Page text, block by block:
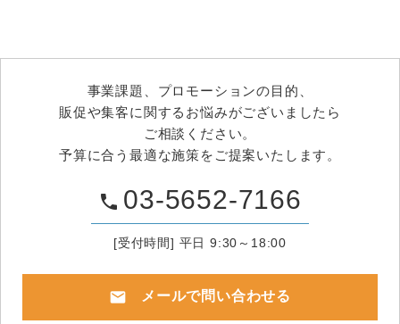
事業課題、プロモーションの目的、
販促や集客に関するお悩みがございましたら
ご相談ください。
予算に合う最適な施策をご提案いたします。
phone 03-5652-7166
[受付時間] 平日 9:30～18:00
mail メールで問い合わせる